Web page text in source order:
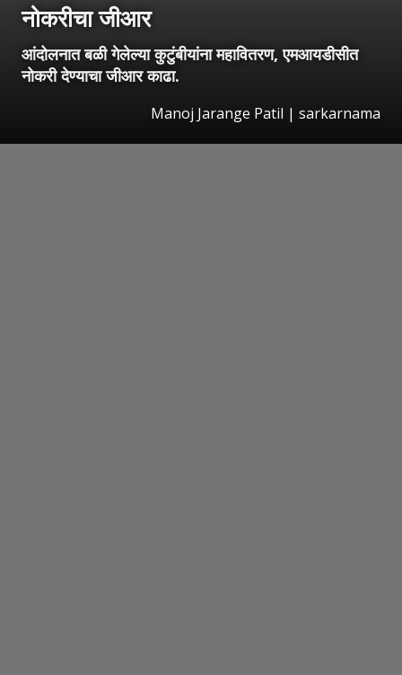
नोकरीचा जीआर
आंदोलनात बळी गेलेल्या कुटुंबीयांना महावितरण, एमआयडीसीत
नोकरी देण्याचा जीआर काढा.
Manoj Jarange Patil | sarkarnama